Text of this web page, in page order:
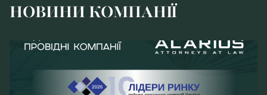
НОВИНИ КОМПАНІЇ